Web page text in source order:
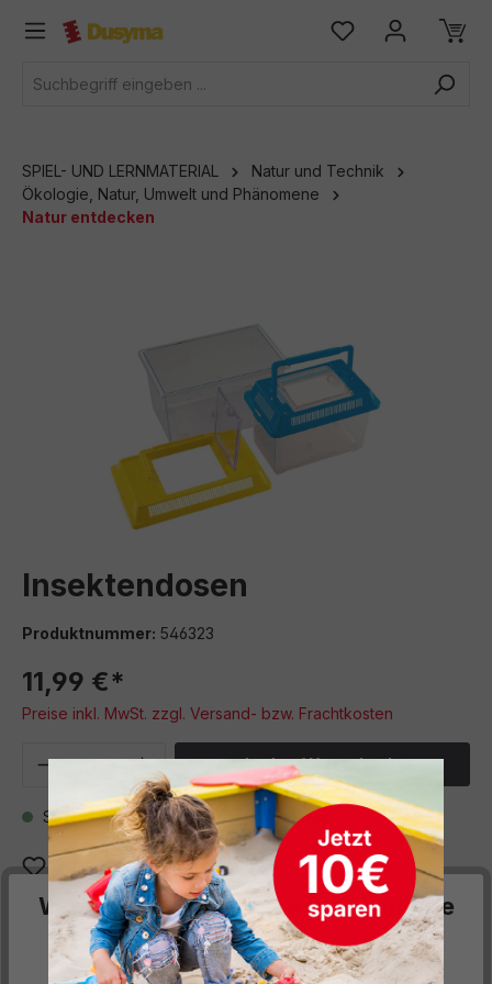
springen
SPIEL- UND LERNMATERIAL
Natur und Technik
Ökologie, Natur, Umwelt und Phänomene
Natur entdecken
Insektendosen
Produktnummer: 546323
11,99 €*
Preise inkl. MwSt. zzgl. Versand- bzw. Frachtkosten
Produkt Anzahl: Gib denIn den Warenkorb
Sofort verfügbar, Lieferzeit: 5 Werktage
Zum Merkzettel hinzufügen
Beschreibung
Ob Raupe, Marienkäfer oder Schmetterling. In diesen
Wir respektieren deine Privatsphäre
Diese Website verwendet Cookies, um Ihnen die